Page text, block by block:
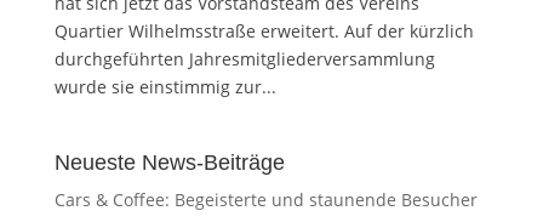
Quartier Wilhelmsstraße erweitert. Auf der kürzlich
durchgeführten Jahresmitgliederversammlung
wurde sie einstimmig zur...
Neueste News-Beiträge
Cars & Coffee: Begeisterte und staunende Besucher